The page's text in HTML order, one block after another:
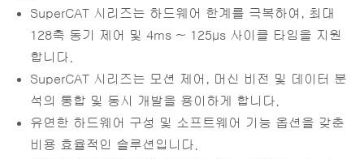
SuperCAT 시리즈는 하드웨어 한계를 극복하여, 최대
128축 동기 제어 및 4ms ~ 125μs 사이클 타임을 지원
합니다.
SuperCAT 시리즈는 모션 제어, 머신 비전 및 데이터 분
석의 통합 및 동시 개발을 용이하게 합니다.
유연한 하드웨어 구성 및 소프트웨어 기능 옵션을 갖춘
비용 효율적인 솔루션입니다.